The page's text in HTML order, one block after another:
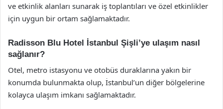
ve etkinlik alanları sunarak iş toplantıları ve özel etkinlikler
için uygun bir ortam sağlamaktadır.
Radisson Blu Hotel İstanbul Şişli’ye ulaşım nasıl
sağlanır?
Otel, metro istasyonu ve otobüs duraklarına yakın bir
konumda bulunmakta olup, İstanbul’un diğer bölgelerine
kolayca ulaşım imkanı sağlamaktadır.